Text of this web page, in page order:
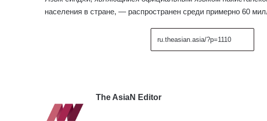
населения в стране, — распространен среди примерно 60
The AsiaN Editor